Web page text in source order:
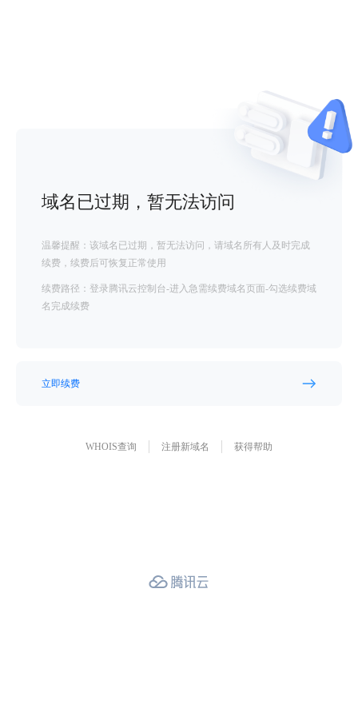
域名已过期，暂无法访问
温馨提醒：该域名已过期，暂无法访问，请域名所有人及时完成
续费，续费后可恢复正常使用
续费路径：登录腾讯云控制台-进入急需续费域名页面-勾选续费域
名完成续费
立即续费
WHOIS查询 注册新域名 获得帮助